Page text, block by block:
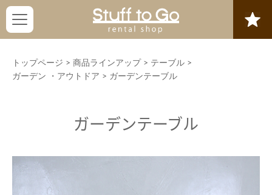
トップページ > 商品ラインアップ > テーブル >
ガーデン ・アウトドア > ガーデンテーブル
ガーデンテーブル